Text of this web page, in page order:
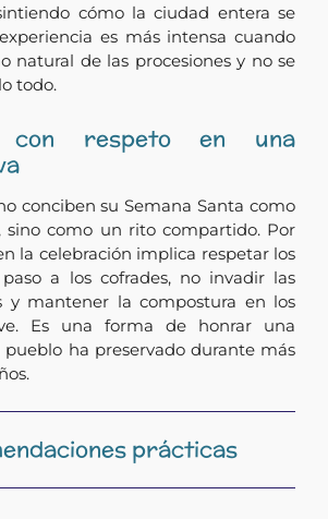
cómo la ciudad entera se
es más intensa cuando
natural de las procesiones y no se
todo.
con respeto en una
conciben su Semana Santa como
sino como un rito compartido. Por
la celebración implica respetar los
a los cofrades, no invadir las
y mantener la compostura en los
Es una forma de honrar una
ha preservado durante más
prácticas